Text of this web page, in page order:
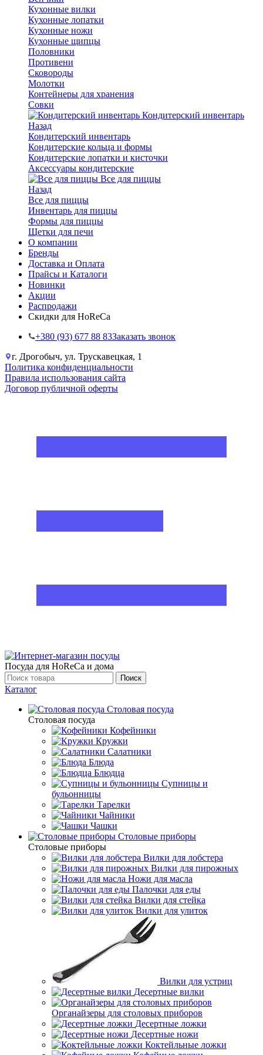
Кухонные вилки
Кухонные лопатки
Кухонные ножи
Кухонные щипцы
Половники
Противени
Сковороды
Молотки
Контейнеры для хранения
Совки
Кондитерский инвентарь
Назад
Кондитерский инвентарь
Кондитерские кольца и формы
Кондитерские лопатки и кисточки
Аксессуары кондитерские
Все для пиццы
Назад
Все для пиццы
Инвентарь для пиццы
Формы для пиццы
Щетки для печи
О компании
Бренды
Доставка и Оплата
Прайсы и Каталоги
Новинки
Акции
Распродажи
Скидки для HoReCa
+38‎0 (93) 677 88 83Заказать звонок
г. Дрогобыч, ул. Трускавецкая, 1
Политика конфиденциальности
Правила использования сайта
Договор публичной оферты
Посуда для HoReCa и дома
Поиск
Каталог
Столовая посуда
Столовая посуда
Кофейники
Кружки
Салатники
Блюда
Блюдца
Супницы и
бульонницы
Тарелки
Чайники
Чашки
Cтоловые приборы
Cтоловые приборы
Вилки для лобстера
Вилки для пирожных
Ножи для масла
Палочки для еды
Вилки для стейка
Вилки для улиток
Вилки для устриц
Десертные вилки
Органайзеры для столовых приборов
Десертные ложки
Десертные ножи
Коктейльные ложки